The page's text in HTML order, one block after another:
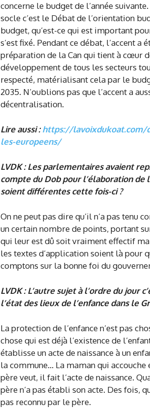
concerne le budget de l’année
socle c’est le Débat de l’orientation
budget, qu’est-ce qui est important
s’est fixé. Pendant ce débat, l’accent
préparation de la Can qui tient à cœur
développement de tous les secteurs
respecté, matérialisant cela par le
2035. N’oublions pas que l’accent a
décentralisation.
Lire aussi :https://lavoixdukoat.com/
les-europeens/
LVDK : Les parlementaires avaient
compte du Dob pour l’élaboration de
soient différentes cette fois-ci ?
On ne peut pas dire qu’il n’a pas tenu
un certain nombre de points, portant
qui leur est dû soit vraiment effectif
les textes d’application soient là pour
comptons sur la bonne foi du
LVDK : L’autre sujet à l’ordre du jour
l’état des lieux de l’enfance dans le
La protection de l’enfance n’est pas
chose qui est déjà l’existence de
établisse un acte de naissance à un
la commune… La maman qui
père veut, il fait l’acte de naissance.
père n’a pas établi son acte. Des fois,
pas reconnu par le père.